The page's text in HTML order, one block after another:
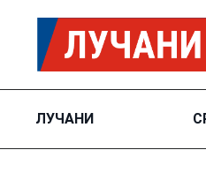
ЛУЧАНИ